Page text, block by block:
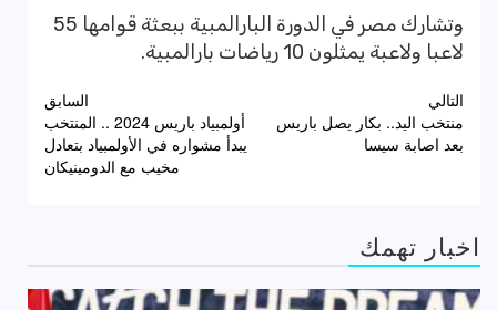
وتشارك مصر في الدورة البارالمبية ببعثة قوامها 55
لاعبا ولاعبة يمثلون 10 رياضات بارالمبية.
تصفّح
المقالات
السابق
أولمبياد باريس 2024 .. المنتخب
يبدأ مشواره في الأولمبياد بتعادل
مخيب مع الدومينيكان
التالي
منتخب اليد.. بكار يصل باريس
بعد اصابة سيسا
اخبار تهمك